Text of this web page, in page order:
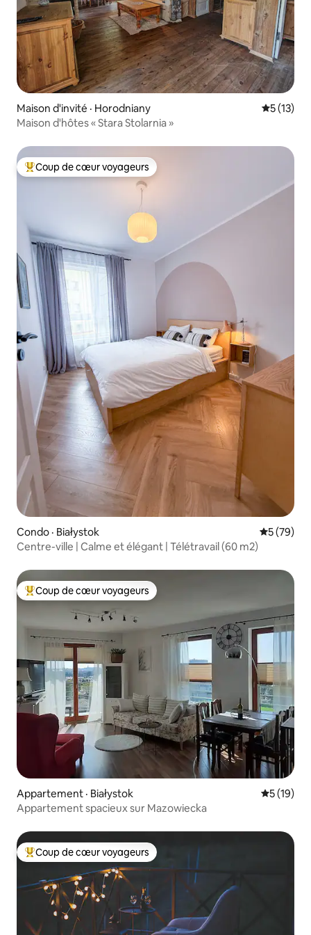
Maison d'invité · Horodniany Note
5 (13)
Maison d'hôtes « Stara Stolarnia »
Coup de cœur voyageurs parmi les plus aimés
Coup de cœur voyageurs
Condo · Białystok Note
5 (79)
Centre-ville | Calme et élégant | Télétravail (60 m2)
Coup de cœur voyageurs parmi les plus aimés
Coup de cœur voyageurs
Appartement · Białystok Note
5 (19)
Appartement spacieux sur Mazowiecka
Coup de cœur voyageurs parmi les plus aimés
Coup de cœur voyageurs